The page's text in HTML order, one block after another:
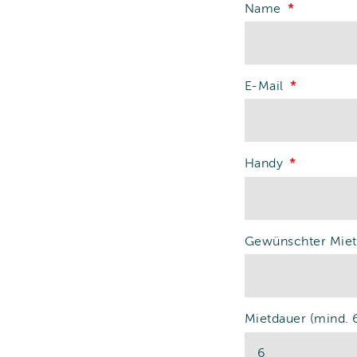
Name
E-Mail
Handy
Gewünschter
Mietdauer (mind.